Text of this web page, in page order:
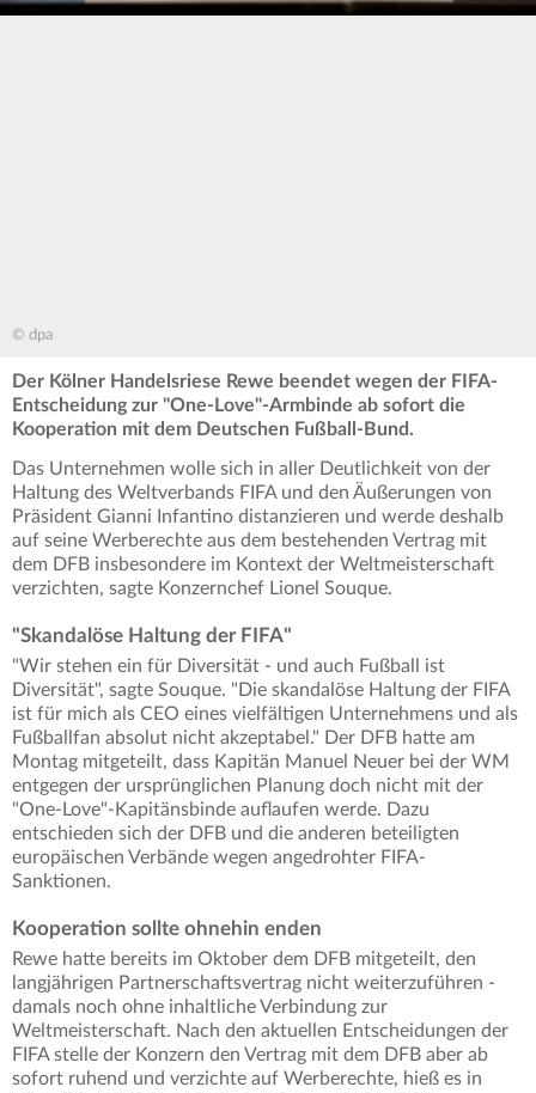
© dpa
Der Kölner Handelsriese Rewe beendet wegen der FIFA-
Entscheidung zur "One-Love"-Armbinde ab sofort die
Kooperation mit dem Deutschen Fußball-Bund.
Das Unternehmen wolle sich in aller Deutlichkeit von der
Haltung des Weltverbands FIFA und den Äußerungen von
Präsident Gianni Infantino distanzieren und werde deshalb
auf seine Werberechte aus dem bestehenden Vertrag mit
dem DFB insbesondere im Kontext der Weltmeisterschaft
verzichten, sagte Konzernchef Lionel Souque.
"Skandalöse Haltung der FIFA"
"Wir stehen ein für Diversität - und auch Fußball ist
Diversität", sagte Souque. "Die skandalöse Haltung der FIFA
ist für mich als CEO eines vielfältigen Unternehmens und als
Fußballfan absolut nicht akzeptabel." Der DFB hatte am
Montag mitgeteilt, dass Kapitän Manuel Neuer bei der WM
entgegen der ursprünglichen Planung doch nicht mit der
"One-Love"-Kapitänsbinde auflaufen werde. Dazu
entschieden sich der DFB und die anderen beteiligten
europäischen Verbände wegen angedrohter FIFA-
Sanktionen.
Kooperation sollte ohnehin enden
Rewe hatte bereits im Oktober dem DFB mitgeteilt, den
langjährigen Partnerschaftsvertrag nicht weiterzuführen -
damals noch ohne inhaltliche Verbindung zur
Weltmeisterschaft. Nach den aktuellen Entscheidungen der
FIFA stelle der Konzern den Vertrag mit dem DFB aber ab
sofort ruhend und verzichte auf Werberechte, hieß es in